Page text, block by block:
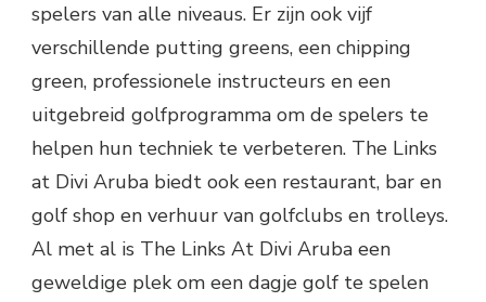
spelers van alle niveaus. Er zijn ook vijf
verschillende putting greens, een chipping
green, professionele instructeurs en een
uitgebreid golfprogramma om de spelers te
helpen hun techniek te verbeteren. The Links
at Divi Aruba biedt ook een restaurant, bar en
golf shop en verhuur van golfclubs en trolleys.
Al met al is The Links At Divi Aruba een
geweldige plek om een dagje golf te spelen